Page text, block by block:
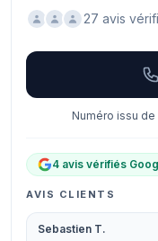
27 avis
Numéro issu
4 avis vérifiés
AVIS CLIENTS
Sebastien T.